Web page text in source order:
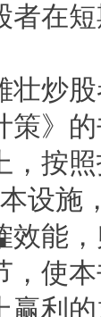
者在
壮炒
策》
，按
设施
效能
，使
赢利